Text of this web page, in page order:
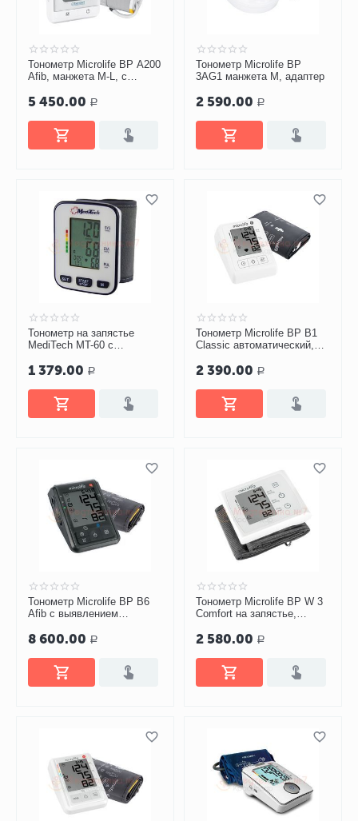
Тонометр Microlife BP A200
Afib, манжета M-L, с
5 450.00 Р
Тонометр Microlife BP
3AG1 манжета M, адаптер
2 590.00 Р
Тонометр на запястье
MediTech MT-60 с
1 379.00 Р
Тонометр Microlife BP B1
Classic автоматический,
2 390.00 Р
Тонометр Microlife BP B6
Afib с выявлением
Bluetooth, манжета M-L, с
8 600.00 Р
Тонометр Microlife BP W 3
Comfort на запястье,
2 580.00 Р